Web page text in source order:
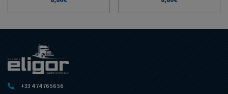
+33 4 74 76 56 56